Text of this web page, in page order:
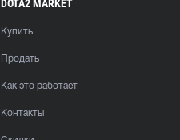
DOTA2 MARKET
Купить
Продать
Как это работает
Контакты